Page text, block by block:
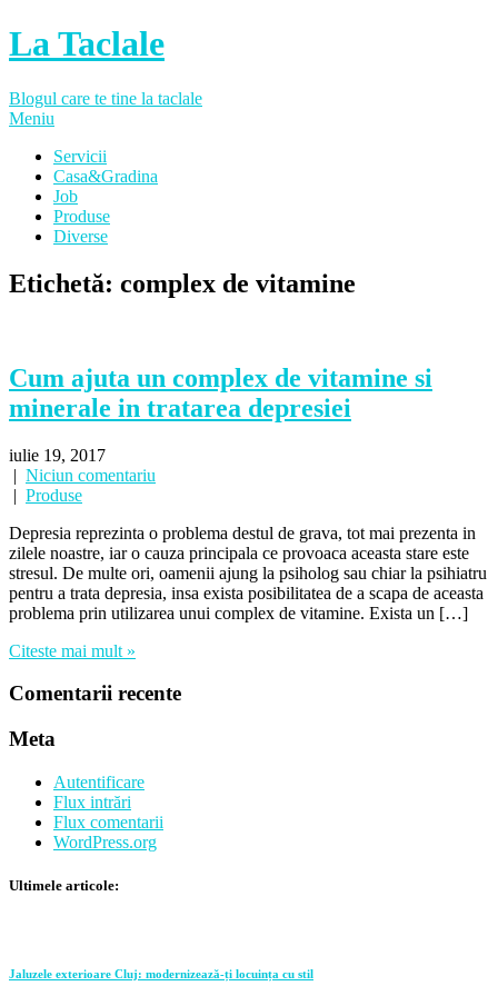
La Taclale
Blogul care te tine la taclale
Meniu
Servicii
Casa&Gradina
Job
Produse
Diverse
Etichetă: complex de vitamine
Cum ajuta un complex de vitamine si
minerale in tratarea depresiei
iulie 19, 2017
| Niciun comentariu
| Produse
Depresia reprezinta o problema destul de grava, tot mai prezenta in
zilele noastre, iar o cauza principala ce provoaca aceasta stare este
stresul. De multe ori, oamenii ajung la psiholog sau chiar la psihiatru
pentru a trata depresia, insa exista posibilitatea de a scapa de aceasta
problema prin utilizarea unui complex de vitamine. Exista un […]
Citeste mai mult »
Comentarii recente
Meta
Autentificare
Flux intrări
Flux comentarii
WordPress.org
Ultimele articole:
Jaluzele exterioare Cluj: modernizează-ți locuința cu stil